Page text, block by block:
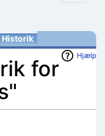
Historik
Hjælp
for